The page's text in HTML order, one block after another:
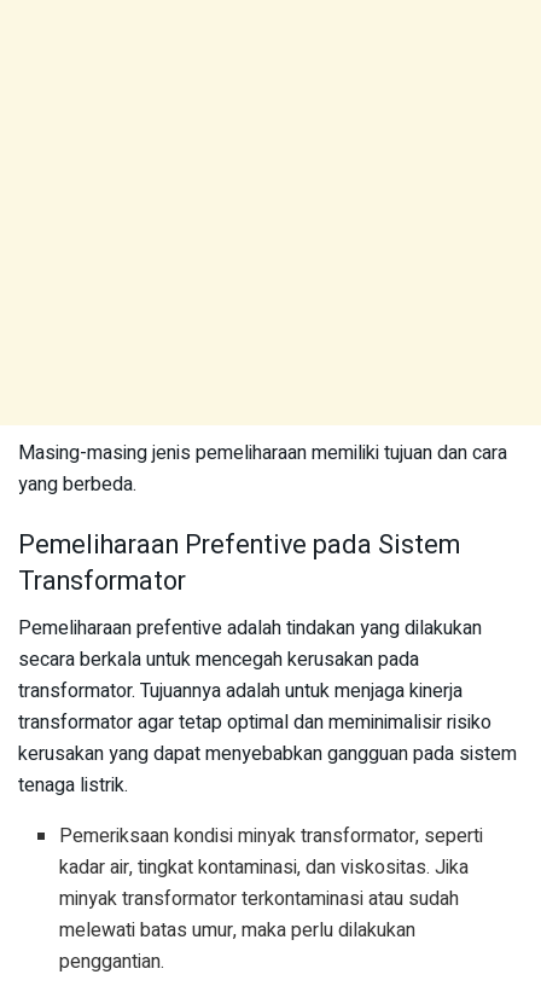
Masing-masing jenis pemeliharaan memiliki tujuan dan cara
yang berbeda.
Pemeliharaan Prefentive pada Sistem
Transformator
Pemeliharaan prefentive adalah tindakan yang dilakukan
secara berkala untuk mencegah kerusakan pada
transformator. Tujuannya adalah untuk menjaga kinerja
transformator agar tetap optimal dan meminimalisir risiko
kerusakan yang dapat menyebabkan gangguan pada sistem
tenaga listrik.
Pemeriksaan kondisi minyak transformator, seperti
kadar air, tingkat kontaminasi, dan viskositas. Jika
minyak transformator terkontaminasi atau sudah
melewati batas umur, maka perlu dilakukan
penggantian.